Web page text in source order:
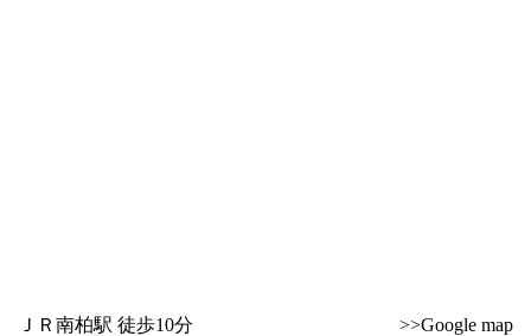
ＪＲ南柏駅 徒歩10分 >>Google map